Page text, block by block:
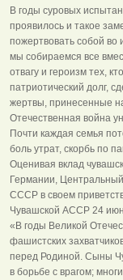
В годы суровых
проявилось и такое
пожертвовать собой во
мы собираемся все
отвагу и героизм тех,
патриотический долг,
жертвы, принесенные
Отечественная война
Почти каждая семья
боль утрат, скорбь по
Оценивая вклад
Германии,
СССР в своем
Чувашской АССР 24
«В годы Великой
фашистских
перед Родиной. Сыны
в борьбе с врагом;